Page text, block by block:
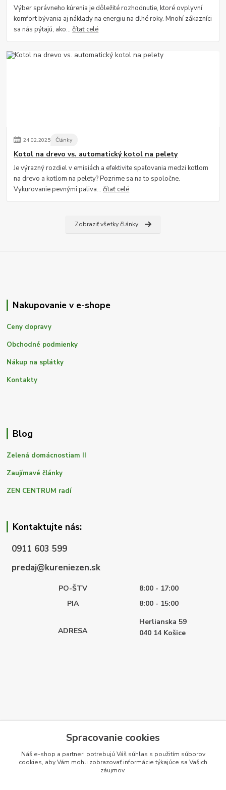
Výber správneho kúrenia je dôležité rozhodnutie, ktoré ovplyvní
komfort bývania aj náklady na energiu na dlhé roky. Mnohí zákazníci
sa nás pýtajú, ako...čítať celé
24.02.2025 Články
Kotol na drevo vs. automatický kotol na pelety
Je výrazný rozdiel v emisiách a efektivite spaľovania medzi kotlom
na drevo a kotlom na pelety? Pozrime sa na to spoločne.
Vykurovanie pevnými paliva...čítať celé
Zobraziť všetky články
Nakupovanie v e-shope
Ceny dopravy
Obchodné podmienky
Nákup na splátky
Kontakty
Blog
Zelená domácnostiam II
Zaujímavé články
ZEN CENTRUM radí
Kontaktujte nás:
0911 603 599
predaj@kureniezen.sk
PO-ŠTV
8:00 - 17:00
PIA
8:00 - 15:00
ADRESA
Herlianska 59
040 14 Košice
Spracovanie cookies
Náš e-shop a partneri potrebujú Váš súhlas s použitím súborov
cookies, aby Vám mohli zobrazovať informácie týkajúce sa Vašich
záujmov.